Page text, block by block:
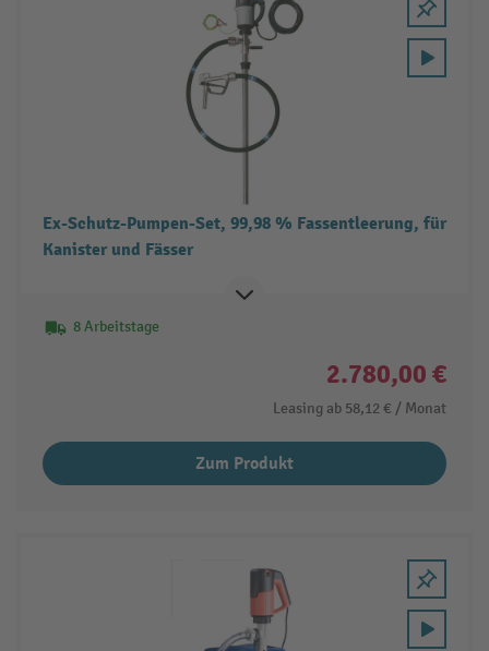
Ex-Schutz-Pumpen-Set, 99,98 % Fassentleerung, für
Kanister und Fässer
8 Arbeitstage
2.780,00 €
Leasing ab 58,12 € / Monat
Zum Produkt